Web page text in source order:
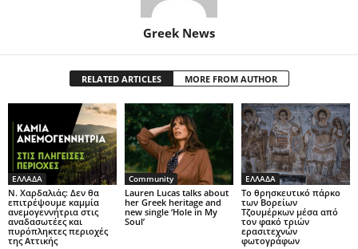
Greek News
RELATED ARTICLES MORE FROM AUTHOR
ΕΛΛΑΔΑ
Ν. Χαρδαλιάς: Δεν θα
επιτρέψουμε καμμία
ανεμογεννήτρια στις
αναδασωτέες και
πυρόπληκτες περιοχές
της Αττικής
Community
Lauren Lucas talks about
her Greek heritage and
new single ‘Hole in My
Soul’
ΕΛΛΑΔΑ
Το θρησκευτικό πάρκο
των Βορείων
Τζουμέρκων μέσα από
τον φακό τριών
ερασιτεχνών
φωτογράφων